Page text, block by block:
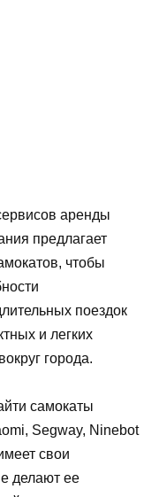
аренды
предлагает
чтобы
поездок
и легких
города.
самокаты
Segway, Ninebot
свои
делают ее